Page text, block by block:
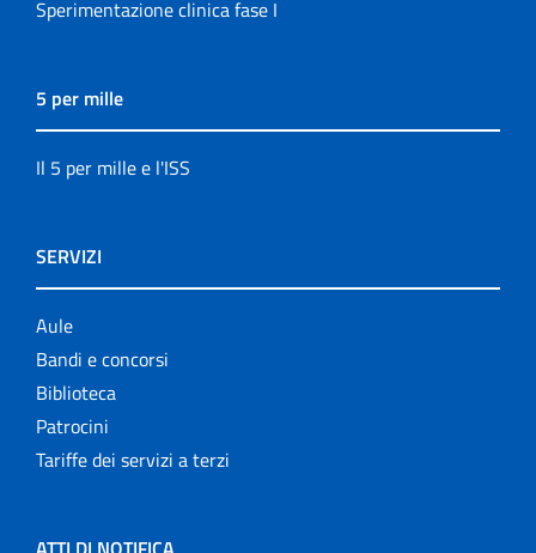
Sperimentazione clinica fase I
5 per mille
Il 5 per mille e l'ISS
SERVIZI
Aule
Bandi e concorsi
Biblioteca
Patrocini
Tariffe dei servizi a terzi